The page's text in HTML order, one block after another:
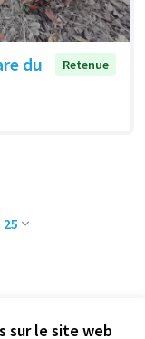
sur le site web
du
Retenue
25